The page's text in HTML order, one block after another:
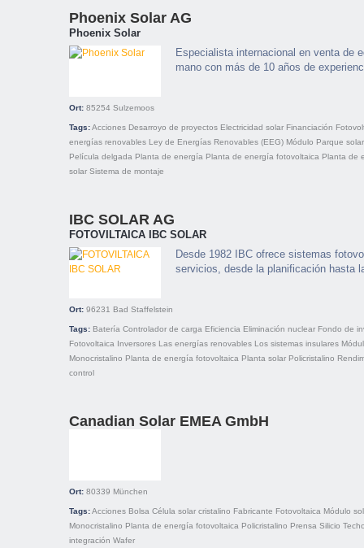
Phoenix Solar AG
Phoenix Solar
Especialista internacional en venta de
mano con más de 10 años de
Ort: 85254 Sulzemoos
Tags:Acciones Desarroyo de proyectos Electricidad solar Financiación
energías renovables Ley de Energías Renovables (EEG) Módulo Parque solar
Película delgada Planta de energía Planta de energía fotovoltaica Planta de
solar Sistema de montaje
IBC SOLAR AG
FOTOVILTAICA IBC SOLAR
Desde 1982 IBC ofrece sistemas
servicios, desde la planificación hasta
Ort: 96231 Bad Staffelstein
Tags: Batería Controlador de carga Eficiencia Eliminación nuclear Fondo de
Fotovoltaica Inversores Las energías renovables Los sistemas insulares
Monocristalino Planta de energía fotovoltaica Planta solar Policristalino
control
Canadian Solar EMEA GmbH
Ort: 80339 München
Tags:Acciones Bolsa Célula solar cristalino Fabricante Fotovoltaica Módulo
Monocristalino Planta de energía fotovoltaica Policristalino Prensa Silicio
integración Wafer